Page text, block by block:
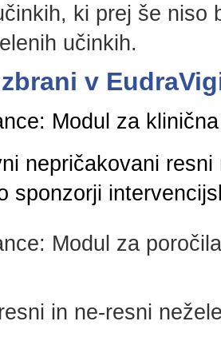
ki prej še niso
učinkih.
v
Modul za
nepričakovani
sponzorji
Modul za
in ne-resni